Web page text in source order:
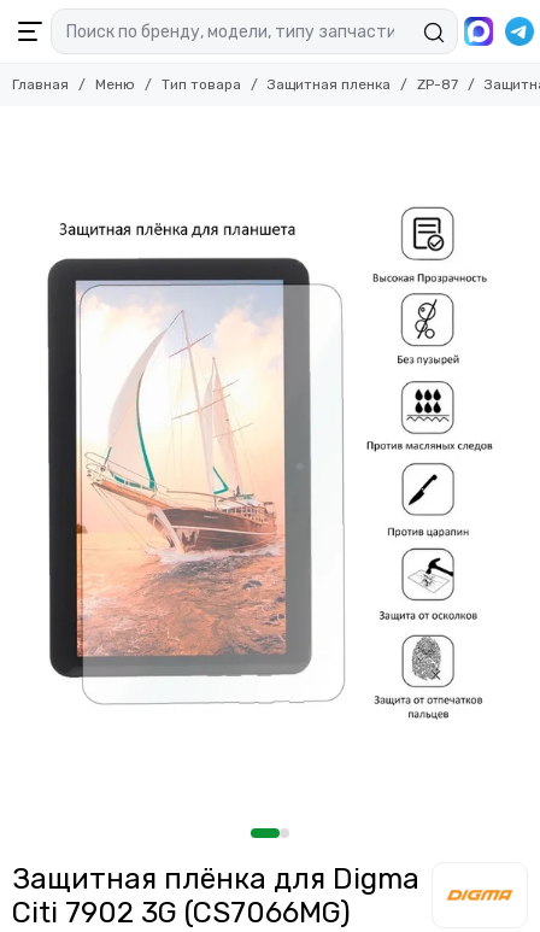
Главная Меню Тип товара Защитная пленка ZP-87
Защитная плёнка для Digma
Citi 7902 3G (CS7066MG)